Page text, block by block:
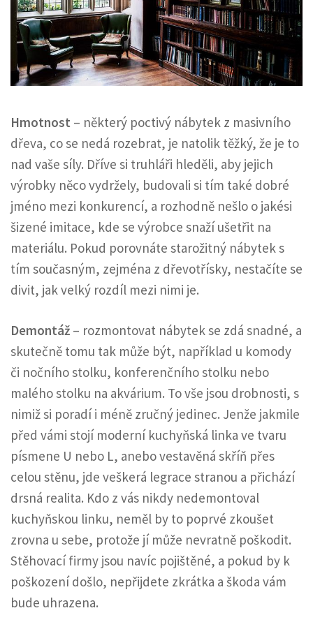
Hmotnost – některý poctivý nábytek z masivního
dřeva, co se nedá rozebrat, je natolik těžký, že je to
nad vaše síly. Dříve si truhláři hleděli, aby jejich
výrobky něco vydržely, budovali si tím také dobré
jméno mezi konkurencí, a rozhodně nešlo o jakési
šizené imitace, kde se výrobce snaží ušetřit na
materiálu. Pokud porovnáte starožitný nábytek s
tím současným, zejména z dřevotřísky, nestačíte se
divit, jak velký rozdíl mezi nimi je.
Demontáž – rozmontovat nábytek se zdá snadné, a
skutečně tomu tak může být, například u komody
či nočního stolku, konferenčního stolku nebo
malého stolku na akvárium. To vše jsou drobnosti, s
nimiž si poradí i méně zručný jedinec. Jenže jakmile
před vámi stojí moderní kuchyňská linka ve tvaru
písmene U nebo L, anebo vestavěná skříň přes
celou stěnu, jde veškerá legrace stranou a přichází
drsná realita. Kdo z vás nikdy nedemontoval
kuchyňskou linku, neměl by to poprvé zkoušet
zrovna u sebe, protože jí může nevratně poškodit.
Stěhovací firmy jsou navíc pojištěné, a pokud by k
poškození došlo, nepřijdete zkrátka a škoda vám
bude uhrazena.